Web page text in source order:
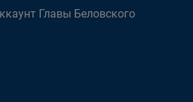
Главы Беловского